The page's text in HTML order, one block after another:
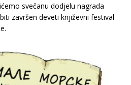
svečanu dodjelu nagrada
završen deveti književni festival